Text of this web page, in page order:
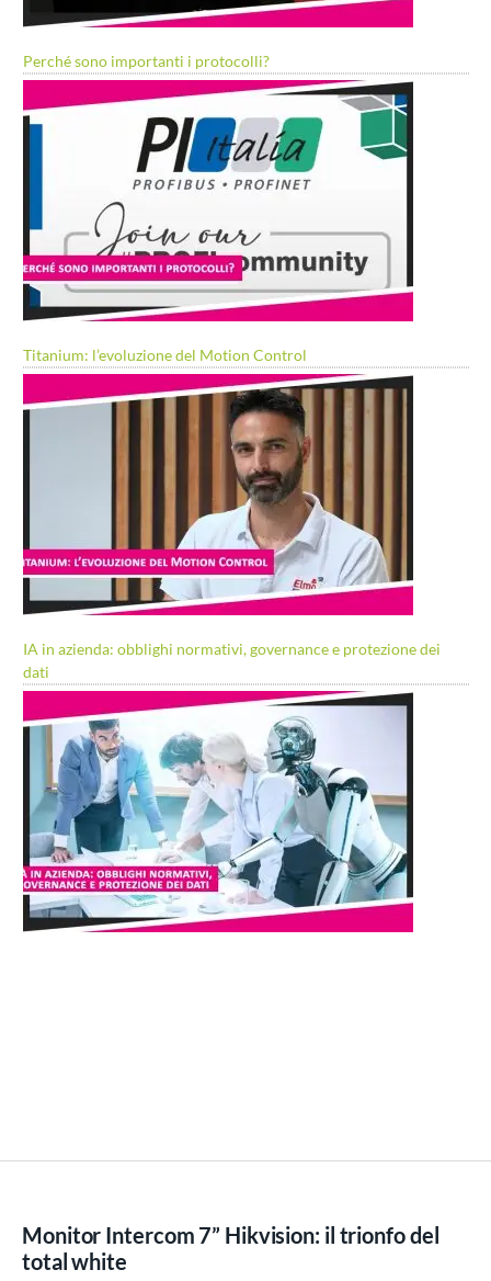
Perché sono importanti i protocolli?
Titanium: l’evoluzione del Motion Control
IA in azienda: obblighi normativi, governance e protezione dei
dati
Monitor Intercom 7” Hikvision: il trionfo del
total white